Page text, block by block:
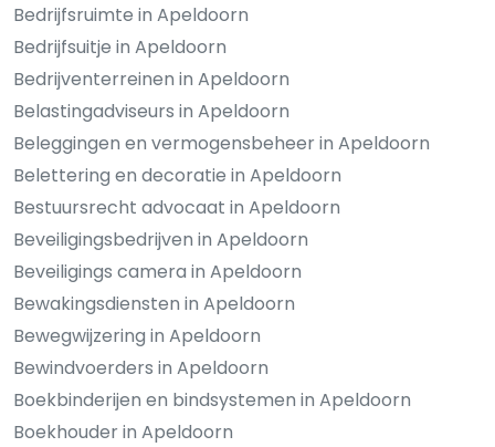
Bedrijfsruimte in Apeldoorn
Bedrijfsuitje in Apeldoorn
Bedrijventerreinen in Apeldoorn
Belastingadviseurs in Apeldoorn
Beleggingen en vermogensbeheer in Apeldoorn
Belettering en decoratie in Apeldoorn
Bestuursrecht advocaat in Apeldoorn
Beveiligingsbedrijven in Apeldoorn
Beveiligings camera in Apeldoorn
Bewakingsdiensten in Apeldoorn
Bewegwijzering in Apeldoorn
Bewindvoerders in Apeldoorn
Boekbinderijen en bindsystemen in Apeldoorn
Boekhouder in Apeldoorn